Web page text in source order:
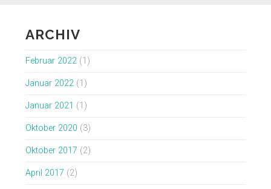
ARCHIV
Februar 2022(1)
Januar 2022(1)
Januar 2021 (1)
Oktober 2020 (3)
Oktober 2017 (2)
April 2017 (2)